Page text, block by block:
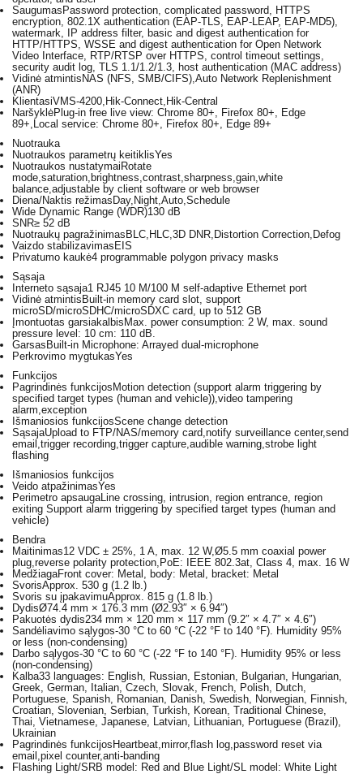
Saugumas Password protection, complicated password, HTTPS
encryption, 802.1X authentication (EAP-TLS, EAP-LEAP, EAP-MD5),
watermark, IP address filter, basic and digest authentication for
HTTP/HTTPS, WSSE and digest authentication for Open Network
Video Interface, RTP/RTSP over HTTPS, control timeout settings,
security audit log, TLS 1.1/1.2/1.3, host authentication (MAC address)
Vidinė atmintis NAS (NFS, SMB/CIFS),Auto Network Replenishment
(ANR)
KlientasiVMS-4200,Hik-Connect,Hik-Central
NaršyklėPlug-in free live view: Chrome 80+, Firefox 80+, Edge
89+,Local service: Chrome 80+, Firefox 80+, Edge 89+
Nuotrauka
Nuotraukos parametrų keitiklisYes
Nuotraukos nustatymai Rotate
mode,saturation,brightness,contrast,sharpness,gain,white
balance,adjustable by client software or web browser
Diena/Naktis režimas Day,Night,Auto,Schedule
Wide Dynamic Range (WDR)130 dB
SNR≥ 52 dB
Nuotraukų pagražinimas BLC,HLC,3D DNR,Distortion Correction,Defog
Vaizdo stabilizavimas EIS
Privatumo kaukė4 programmable polygon privacy masks
Sąsaja
Interneto sąsaja1 RJ45 10 M/100 M self-adaptive Ethernet port
Vidinė atmintis Built-in memory card slot, support
microSD/microSDHC/microSDXC card, up to 512 GB
Įmontuotas garsiakalbis Max. power consumption: 2 W, max. sound
pressure level: 10 cm: 110 dB.
Garsas Built-in Microphone: Arrayed dual-microphone
Perkrovimo mygtukasYes
Funkcijos
Pagrindinės funkcijos Motion detection (support alarm triggering by
specified target types (human and vehicle)),video tampering
alarm,exception
Išmaniosios funkcijosScene change detection
SąsajaUpload to FTP/NAS/memory card,notify surveillance center,send
email,trigger recording,trigger capture,audible warning,strobe light
flashing
Išmaniosios funkcijos
Veido atpažinimasYes
Perimetro apsaugaLine crossing, intrusion, region entrance, region
exiting Support alarm triggering by specified target types (human and
vehicle)
Bendra
Maitinimas12 VDC ± 25%, 1 A, max. 12 W,Ø5.5 mm coaxial power
plug,reverse polarity protection,PoE: IEEE 802.3at, Class 4, max. 16 W
MedžiagaFront cover: Metal, body: Metal, bracket: Metal
SvorisApprox. 530 g (1.2 lb.)
Svoris su įpakavimuApprox. 815 g (1.8 lb.)
DydisØ74.4 mm × 176.3 mm (Ø2.93″ × 6.94″)
Pakuotės dydis234 mm × 120 mm × 117 mm (9.2″ × 4.7″ × 4.6″)
Sandėliavimo sąlygos-30 °C to 60 °C (-22 °F to 140 °F). Humidity 95%
or less (non-condensing)
Darbo sąlygos-30 °C to 60 °C (-22 °F to 140 °F). Humidity 95% or less
(non-condensing)
Kalba33 languages: English, Russian, Estonian, Bulgarian, Hungarian,
Greek, German, Italian, Czech, Slovak, French, Polish, Dutch,
Portuguese, Spanish, Romanian, Danish, Swedish, Norwegian, Finnish,
Croatian, Slovenian, Serbian, Turkish, Korean, Traditional Chinese,
Thai, Vietnamese, Japanese, Latvian, Lithuanian, Portuguese (Brazil),
Ukrainian
Pagrindinės funkcijos Heartbeat,mirror,flash log,password reset via
email,pixel counter,anti-banding
Flashing Light/SRB model: Red and Blue Light/SL model: White Light